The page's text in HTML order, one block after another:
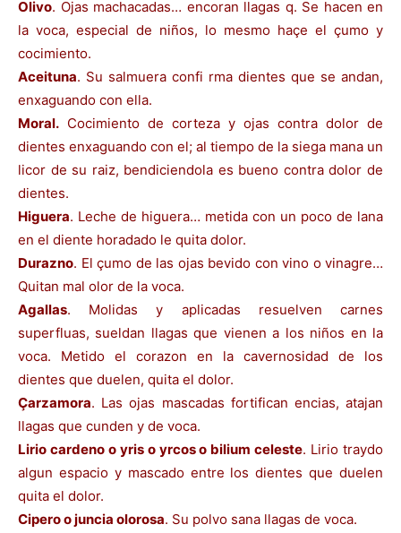
Olivo. Ojas machacadas… encoran llagas q. Se hacen en
la voca, especial de niños, lo mesmo haçe el çumo y
cocimiento.
Aceituna. Su salmuera confi rma dientes que se andan,
enxaguando con ella.
Moral. Cocimiento de corteza y ojas contra dolor de
dientes enxaguando con el; al tiempo de la siega mana un
licor de su raiz, bendiciendola es bueno contra dolor de
dientes.
Higuera. Leche de higuera… metida con un poco de lana
en el diente horadado le quita dolor.
Durazno. El çumo de las ojas bevido con vino o vinagre…
Quitan mal olor de la voca.
Agallas. Molidas y aplicadas resuelven carnes
superfluas, sueldan llagas que vienen a los niños en la
voca. Metido el corazon en la cavernosidad de los
dientes que duelen, quita el dolor.
Çarzamora. Las ojas mascadas fortifican encias, atajan
llagas que cunden y de voca.
Lirio cardeno o yris o yrcos o bilium celeste. Lirio traydo
algun espacio y mascado entre los dientes que duelen
quita el dolor.
Cipero o juncia olorosa. Su polvo sana llagas de voca.